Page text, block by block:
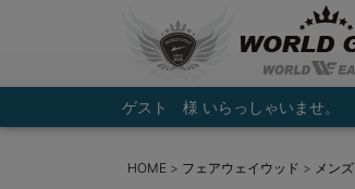
ゲスト 様 いらっしゃいませ。
HOME フェアウェイウッド メンズ